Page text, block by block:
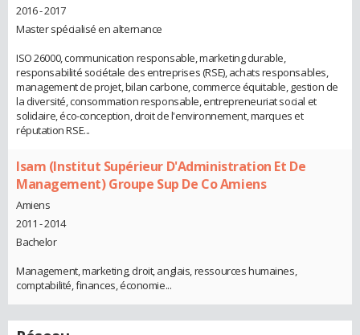
2016 - 2017
Master spécialisé en alternance
ISO 26000, communication responsable, marketing durable,
responsabilité sociétale des entreprises (RSE), achats responsables,
management de projet, bilan carbone, commerce équitable, gestion de
la diversité, consommation responsable, entrepreneuriat social et
solidaire, éco-conception, droit de l'environnement, marques et
réputation RSE...
Isam (Institut Supérieur D'Administration Et De
Management) Groupe Sup De Co Amiens
Amiens
2011 - 2014
Bachelor
Management, marketing, droit, anglais, ressources humaines,
comptabilité, finances, économie...